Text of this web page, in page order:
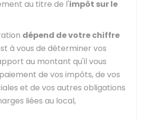
au titre de l'impôt sur le
dépend de votre chiffre
à vous de déterminer vos
au montant qu'il vous
de vos impôts, de vos
et de vos autres obligations
liées au local,